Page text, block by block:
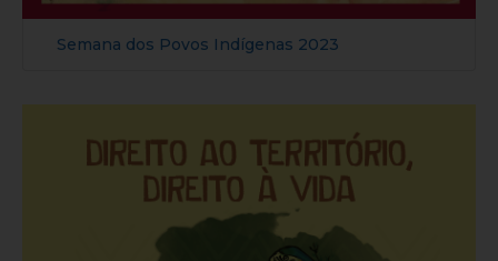
Semana dos Povos Indígenas 2023